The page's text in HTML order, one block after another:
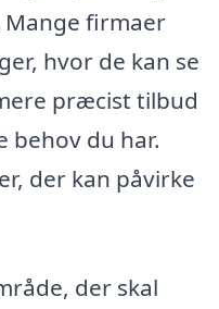
firmaer
hvor de kan se
præcist tilbud
behov du har.
der kan påvirke
der skal